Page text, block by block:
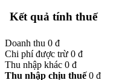
Kết quả tính thuế
Doanh thu 0 đ
Chi phí được trừ 0 đ
Thu nhập khác 0 đ
Thu nhập chịu thuế0 đ